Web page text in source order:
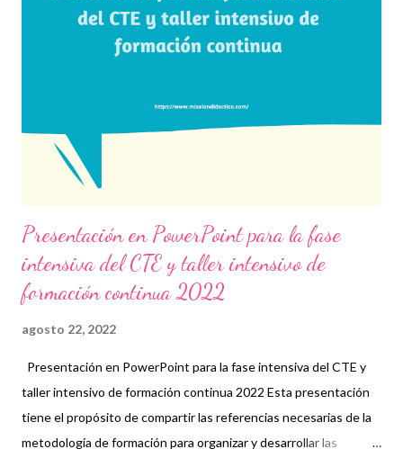
diariamente. No olvides compartir nuestra página y unirte a
nuestro grupo para más contenido educativo. 👉 Grupo de
Facebook Además, puedes unirte a Grupos de WhatsApp y
material didáctico. También te puede interesar: Presentación
en PowerPoint para la fase intensiva del ...
Presentación en PowerPoint para la fase
intensiva del CTE y taller intensivo de
formación continua 2022
agosto 22, 2022
Presentación en PowerPoint para la fase intensiva del CTE y
taller intensivo de formación continua 2022 Esta presentación
tiene el propósito de compartir las referencias necesarias de la
metodología de formación para organizar y desarrollar las